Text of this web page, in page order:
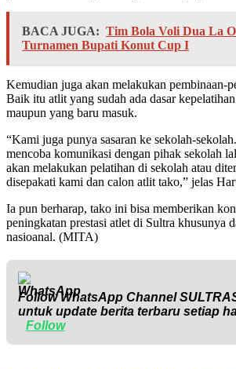
BACA JUGA: Tim Bola Voli Dua La
Turnamen Bupati Konut Cup I
Kemudian juga akan melakukan pembinaan-
Baik itu atlit yang sudah ada dasar
maupun yang baru masuk.
“Kami juga punya sasaran ke sekolah-
mencoba komunikasi dengan pihak sekolah
akan melakukan pelatihan di sekolah atau
disepakati kami dan calon atlit tako,” jelas
Ia pun berharap, tako ini bisa memberikan
peningkatan prestasi atlet di Sultra khusunya
nasioanal. (MITA)
Follow WhatsApp Channel
untuk update berita terbaru setiap
Follow